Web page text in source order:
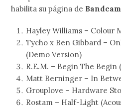
habilita su página de
Hayley Williams – Colour
Tycho x Ben Gibbard –
(Demo Version)
R.E.M. – Begin The Begin
Matt Berninger – In
Grouplove – Hardware
Rostam – Half-Light